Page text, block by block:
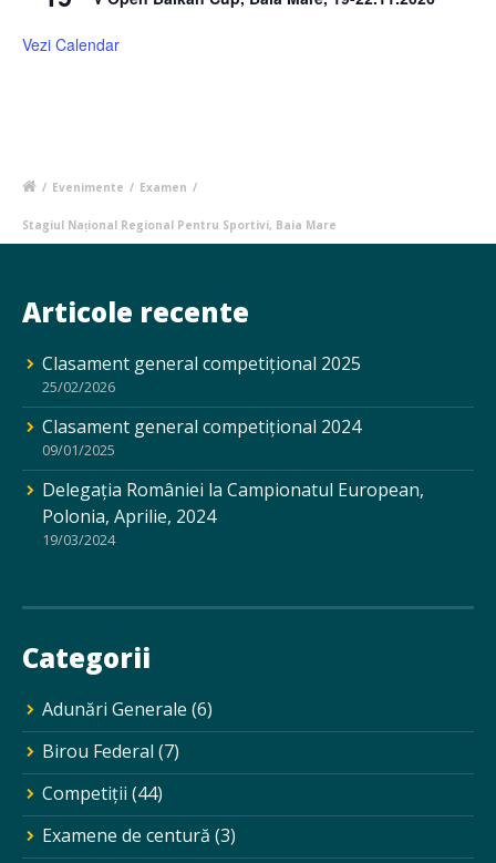
Vezi Calendar
/ Evenimente / Examen /
Stagiul Național Regional Pentru Sportivi, Baia Mare
Articole recente
Clasament general competițional 2025
25/02/2026
Clasament general competițional 2024
09/01/2025
Delegația României la Campionatul European,
Polonia, Aprilie, 2024
19/03/2024
Categorii
Adunări Generale (6)
Birou Federal (7)
Competiții (44)
Examene de centură (3)